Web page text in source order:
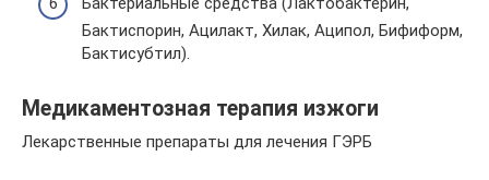
Бактиспорин, Ацилакт, Хилак, Аципол, Бифиформ,
Бактисубтил).
Медикаментозная терапия изжоги
Лекарственные препараты для лечения ГЭРБ